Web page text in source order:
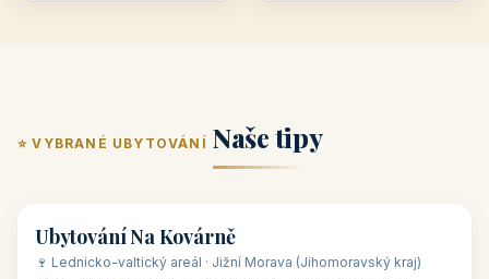
⭐ VYBRANÉ UBYTOVÁNÍ Naše tipy
🏡 penzion
Ubytování Na Kovárně
🍷 Lednicko-valtický areál · Jižní Morava (Jihomoravský kraj)